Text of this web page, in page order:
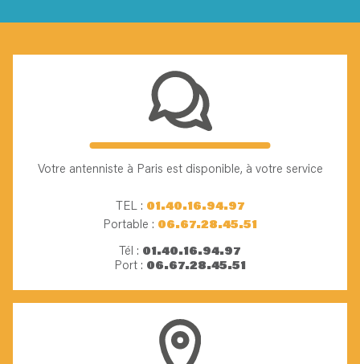
Votre antenniste à Paris est disponible, à votre service
TEL : 01.40.16.94.97
Portable : 06.67.28.45.51
Tél : 01.40.16.94.97
Port : 06.67.28.45.51